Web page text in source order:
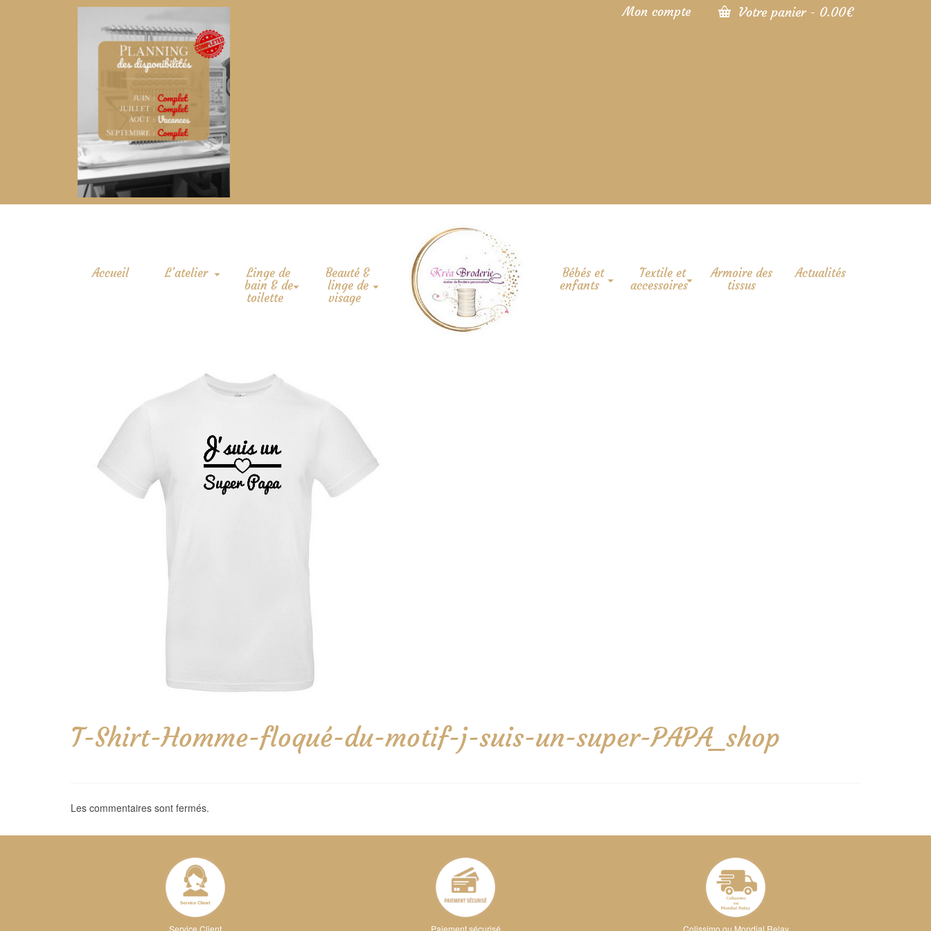
Mon compte Votre panier - 0.00€
Accueil L’atelier
Linge de
bain & de
toilette
Beauté &
linge de
visage
Bébés et
enfants
Textile et
accessoires
Armoire des
tissus
Actualités
T-Shirt-Homme-floqué-du-motif-j-suis-un-super-PAPA_shop
Les commentaires sont fermés.
Service Client Paiement sécurisé Colissimo ou Mondial Relay